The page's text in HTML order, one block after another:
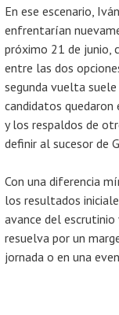
En ese escenario,
enfrentarían
próximo 21 de junio,
entre las dos
segunda vuelta
candidatos
y los respaldos de
definir al sucesor de
Con una diferencia
los resultados
avance del escrutinio
resuelva por un
jornada o en una